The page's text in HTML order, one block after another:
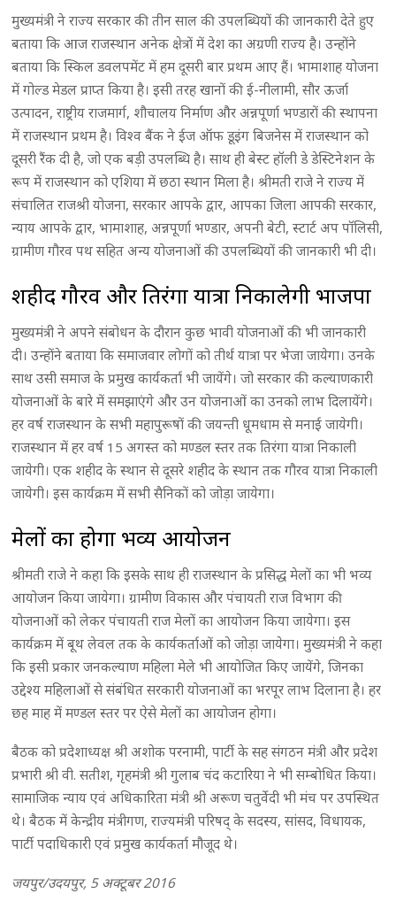
मुख्यमंत्री ने राज्य सरकार की तीन साल की उपलब्धियों की जानकारी देते हुए
बताया कि आज राजस्थान अनेक क्षेत्रों में देश का अग्रणी राज्य है। उन्होंने
बताया कि स्किल डवलपमेंट में हम दूसरी बार प्रथम आए हैं। भामाशाह योजना
में गोल्ड मेडल प्राप्त किया है। इसी तरह खानों की ई-नीलामी, सौर ऊर्जा
उत्पादन, राष्ट्रीय राजमार्ग, शौचालय निर्माण और अन्नपूर्णा भण्डारों की स्थापना
में राजस्थान प्रथम है। विश्व बैंक ने ईज ऑफ डूइंग बिजनेस में राजस्थान को
दूसरी रैंक दी है, जो एक बड़ी उपलब्धि है। साथ ही बेस्ट हॉली डे डेस्टिनेशन के
रूप में राजस्थान को एशिया में छठा स्थान मिला है। श्रीमती राजे ने राज्य में
संचालित राजश्री योजना, सरकार आपके द्वार, आपका जिला आपकी सरकार,
न्याय आपके द्वार, भामाशाह, अन्नपूर्णा भण्डार, अपनी बेटी, स्टार्ट अप पॉलिसी,
ग्रामीण गौरव पथ सहित अन्य योजनाओं की उपलब्धियों की जानकारी भी दी।
शहीद गौरव और तिरंगा यात्रा निकालेगी भाजपा
मुख्यमंत्री ने अपने संबोधन के दौरान कुछ भावी योजनाओं की भी जानकारी
दी। उन्होंने बताया कि समाजवार लोगों को तीर्थ यात्रा पर भेजा जायेगा। उनके
साथ उसी समाज के प्रमुख कार्यकर्ता भी जायेंगे। जो सरकार की कल्याणकारी
योजनाओं के बारे में समझाएंगे और उन योजनाओं का उनको लाभ दिलायेंगे।
हर वर्ष राजस्थान के सभी महापुरूषों की जयन्ती धूमधाम से मनाई जायेगी।
राजस्थान में हर वर्ष 15 अगस्त को मण्डल स्तर तक तिरंगा यात्रा निकाली
जायेगी। एक शहीद के स्थान से दूसरे शहीद के स्थान तक गौरव यात्रा निकाली
जायेगी। इस कार्यक्रम में सभी सैनिकों को जोड़ा जायेगा।
मेलों का होगा भव्य आयोजन
श्रीमती राजे ने कहा कि इसके साथ ही राजस्थान के प्रसिद्ध मेलों का भी भव्य
आयोजन किया जायेगा। ग्रामीण विकास और पंचायती राज विभाग की
योजनाओं को लेकर पंचायती राज मेलों का आयोजन किया जायेगा। इस
कार्यक्रम में बूथ लेवल तक के कार्यकर्ताओं को जोड़ा जायेगा। मुख्यमंत्री ने कहा
कि इसी प्रकार जनकल्याण महिला मेले भी आयोजित किए जायेंगे, जिनका
उद्देश्य महिलाओं से संबंधित सरकारी योजनाओं का भरपूर लाभ दिलाना है। हर
छह माह में मण्डल स्तर पर ऐसे मेलों का आयोजन होगा।
बैठक को प्रदेशाध्यक्ष श्री अशोक परनामी, पार्टी के सह संगठन मंत्री और प्रदेश
प्रभारी श्री वी. सतीश, गृहमंत्री श्री गुलाब चंद कटारिया ने भी सम्बोधित किया।
सामाजिक न्याय एवं अधिकारिता मंत्री श्री अरूण चतुर्वेदी भी मंच पर उपस्थित
थे। बैठक में केन्द्रीय मंत्रीगण, राज्यमंत्री परिषद् के सदस्य, सांसद, विधायक,
पार्टी पदाधिकारी एवं प्रमुख कार्यकर्ता मौजूद थे।
जयपुर/उदयपुर, 5 अक्टूबर 2016